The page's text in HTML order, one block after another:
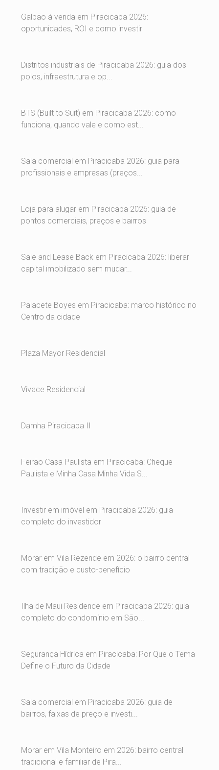
Galpão à venda em Piracicaba 2026:
oportunidades, ROI e como investir
Distritos industriais de Piracicaba 2026: guia dos
polos, infraestrutura e op...
BTS (Built to Suit) em Piracicaba 2026: como
funciona, quando vale e como est...
Sala comercial em Piracicaba 2026: guia para
profissionais e empresas (preços...
Loja para alugar em Piracicaba 2026: guia de
pontos comerciais, preços e bairros
Sale and Lease Back em Piracicaba 2026: liberar
capital imobilizado sem mudar...
Palacete Boyes em Piracicaba: marco histórico no
Centro da cidade
Plaza Mayor Residencial
Vivace Residencial
Damha Piracicaba II
Feirão Casa Paulista em Piracicaba: Cheque
Paulista e Minha Casa Minha Vida S...
Investir em imóvel em Piracicaba 2026: guia
completo do investidor
Morar em Vila Rezende em 2026: o bairro central
com tradição e custo-benefício
Ilha de Maui Residence em Piracicaba 2026: guia
completo do condomínio em São...
Segurança Hídrica em Piracicaba: Por Que o Tema
Define o Futuro da Cidade
Sala comercial em Piracicaba 2026: guia de
bairros, faixas de preço e investi...
Morar em Vila Monteiro em 2026: bairro central
tradicional e familiar de Pira...